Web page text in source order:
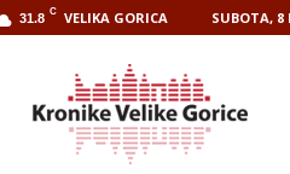
31.8 C VELIKA GORICA SUBOTA, 8